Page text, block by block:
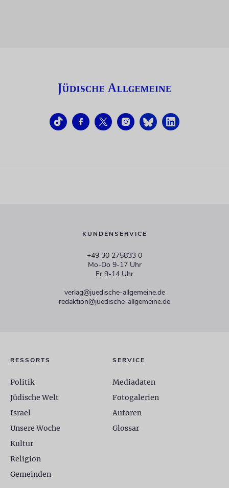
KUNDENSERVICE
+49 30 275833 0
Mo-Do 9-17 Uhr
Fr 9-14 Uhr
verlag@juedische-allgemeine.de
redaktion@juedische-allgemeine.de
RESSORTS
Politik
Jüdische Welt
Israel
Unsere Woche
Kultur
Religion
Gemeinden
SERVICE
Mediadaten
Fotogalerien
Autoren
Glossar